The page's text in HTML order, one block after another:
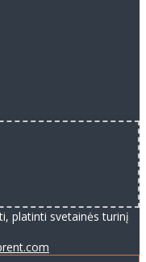
platinti svetainės turinį